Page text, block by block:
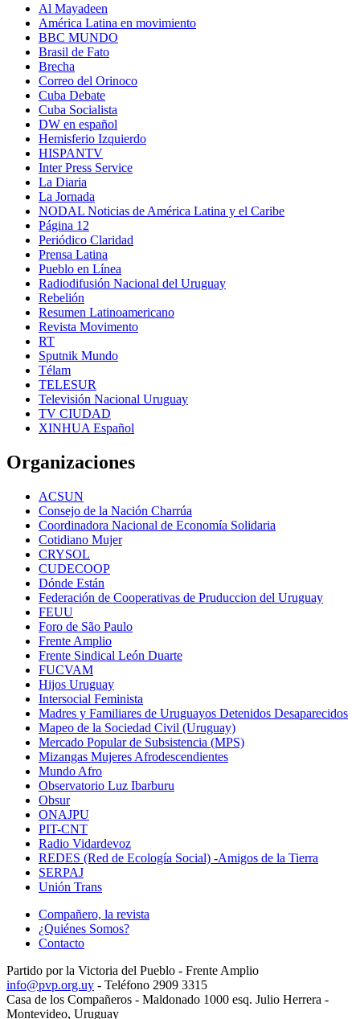
Al Mayadeen
América Latina en movimiento
BBC MUNDO
Brasil de Fato
Brecha
Correo del Orinoco
Cuba Debate
Cuba Socialista
DW en español
Hemisferio Izquierdo
HISPANTV
Inter Press Service
La Diaria
La Jornada
NODAL Noticias de América Latina y el Caribe
Página 12
Periódico Claridad
Prensa Latina
Pueblo en Línea
Radiodifusión Nacional del Uruguay
Rebelión
Resumen Latinoamericano
Revista Movimento
RT
Sputnik Mundo
Télam
TELESUR
Televisión Nacional Uruguay
TV CIUDAD
XINHUA Español
Organizaciones
ACSUN
Consejo de la Nación Charrúa
Coordinadora Nacional de Economía Solidaria
Cotidiano Mujer
CRYSOL
CUDECOOP
Dónde Están
Federación de Cooperativas de Pruduccion del Uruguay
FEUU
Foro de São Paulo
Frente Amplio
Frente Sindical León Duarte
FUCVAM
Hijos Uruguay
Intersocial Feminista
Madres y Familiares de Uruguayos Detenidos Desaparecidos
Mapeo de la Sociedad Civil (Uruguay)
Mercado Popular de Subsistencia (MPS)
Mizangas Mujeres Afrodescendientes
Mundo Afro
Observatorio Luz Ibarburu
Obsur
ONAJPU
PIT-CNT
Radio Vidardevoz
REDES (Red de Ecología Social) -Amigos de la Tierra
SERPAJ
Unión Trans
Compañero, la revista
¿Quiénes Somos?
Contacto
Partido por la Victoria del Pueblo - Frente Amplio
info@pvp.org.uy - Teléfono 2909 3315
Casa de los Compañeros - Maldonado 1000 esq. Julio Herrera -
Montevideo, Uruguay